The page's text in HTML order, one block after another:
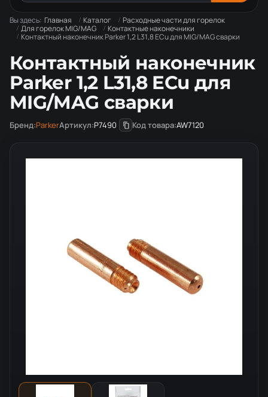
Вы здесь: Главная Каталог
Расходные части для горелок
Для горелок MIG/MAG
Контактные наконечники
Контактный наконечник Parker 1,2 L31,8 ECu для MIG/MAG сварки
Контактный наконечник
Parker 1,2 L31,8 ECu для
MIG/MAG сварки
Бренд:ParkerАртикул:P7490 Код товара:AW7120